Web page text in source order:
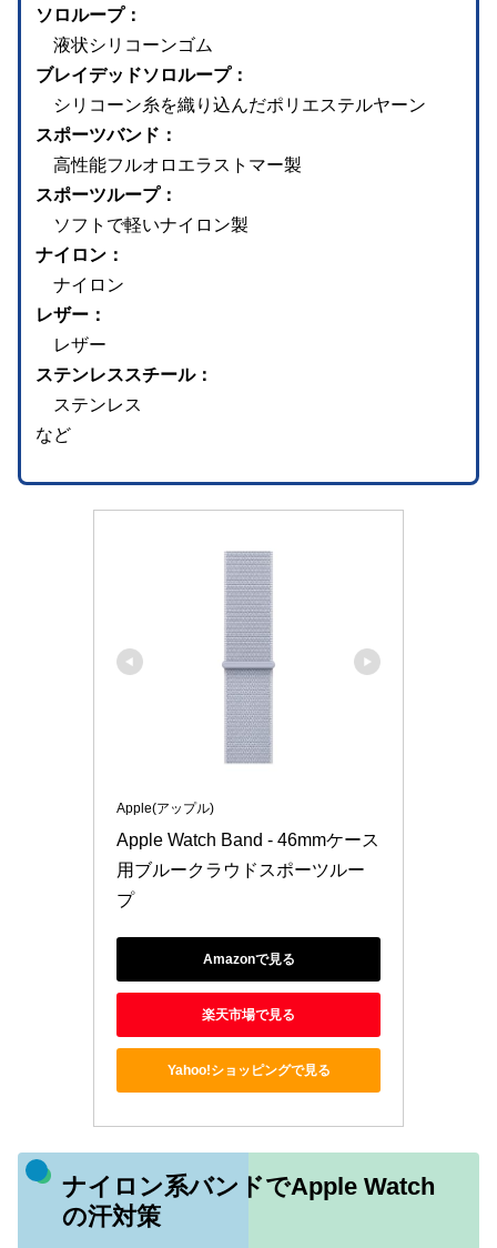
ソロループ：
液状シリコーンゴム
ブレイデッドソロループ：
シリコーン糸を織り込んだポリエステルヤーン
スポーツバンド：
高性能フルオロエラストマー製
スポーツループ：
ソフトで軽いナイロン製
ナイロン：
ナイロン
レザー：
レザー
ステンレススチール：
ステンレス
など
Apple(アップル)
Apple Watch Band - 46mmケース
用ブルークラウドスポーツルー
プ
Amazonで見る
楽天市場で見る
Yahoo!ショッピングで見る
ナイロン系バンドでApple Watch
の汗対策